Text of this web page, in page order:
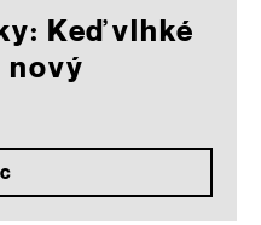
Keď vlhké
nový